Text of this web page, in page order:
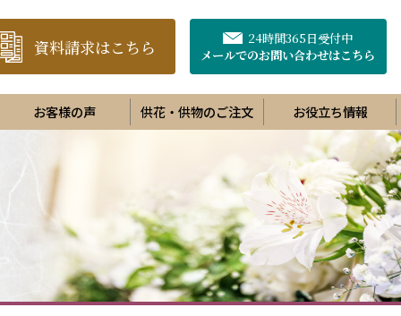
資料請求はこちら
24時間365日受付中
メールでのお問い合わせはこちら
お客様の声 供花・供物のご注文 お役立ち情報